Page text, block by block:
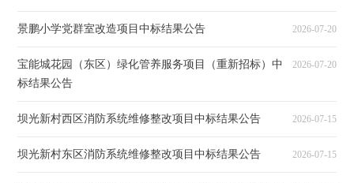
景鹏小学党群室改造项目中标结果公告 2026-07-20
宝能城花园（东区）绿化管养服务项目（重新招标）中
标结果公告
2026-07-20
坝光新村西区消防系统维修整改项目中标结果公告 2026-07-15
坝光新村东区消防系统维修整改项目中标结果公告 2026-07-15